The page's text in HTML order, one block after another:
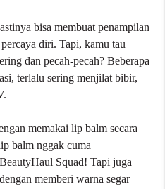
bisa membuat penampilan
diri. Tapi, kamu tau
dan pecah-pecah? Beberapa
terlalu sering menjilat bibir,
memakai lip balm secara
balm nggak cuma
Squad! Tapi juga
memberi warna segar